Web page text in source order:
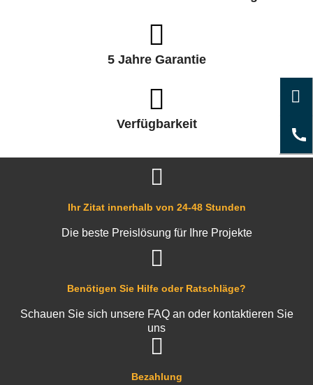
5 Jahre Garantie
Verfügbarkeit
Bezahlung
Benötigen Sie Hilfe oder Ratschläge?
Schauen Sie sich unsere FAQ an oder kontaktieren Sie
uns
Ihr Zitat innerhalb von 24-48 Stunden
Die beste Preislösung für Ihre Projekte